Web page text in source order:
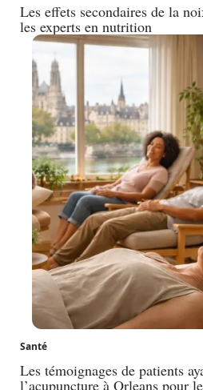
Les effets secondaires de la
les experts en nutrition
Santé
Les témoignages de patients
l’acupuncture à Orleans pour